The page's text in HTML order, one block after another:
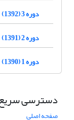
دوره 3 (1392)
دوره 2 (1391)
دوره 1 (1390)
دسترسی
صفحه اصلی